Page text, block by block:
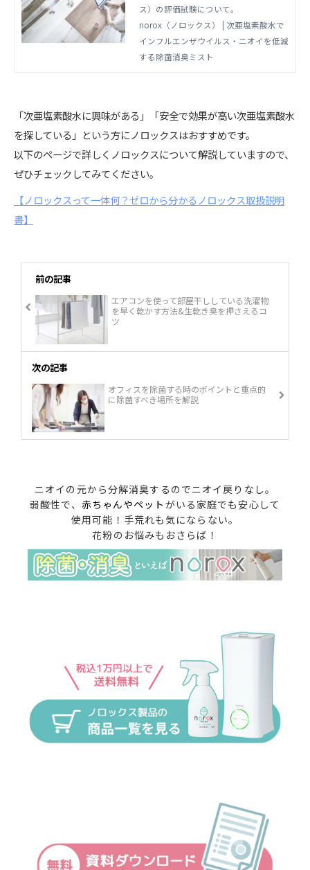
ス）の評価試験について。
norox（ノロックス） | 次亜塩素酸水で
インフルエンザウイルス・ニオイを低減
する除菌消臭ミスト
「次亜塩素酸水に興味がある」「安全で効果が高い次亜塩素酸水
を探している」という方にノロックスはおすすめです。
以下のページで詳しくノロックスについて解説していますので、
ぜひチェックしてみてください。
【ノロックスって一体何？ゼロから分かるノロックス取扱説明
書】
前の記事
エアコンを使って部屋干ししている洗濯物
を早く乾かす方法&生乾き臭を押さえるコ
ツ
次の記事
オフィスを除菌する時のポイントと重点的
に除菌すべき場所を解説
ニオイの元から分解消臭するのでニオイ戻りなし。
弱酸性で、 赤ちゃんやペット がいる家庭でも安心して
使用可能！手荒れも気にならない。
花粉のお悩みもおさらば！